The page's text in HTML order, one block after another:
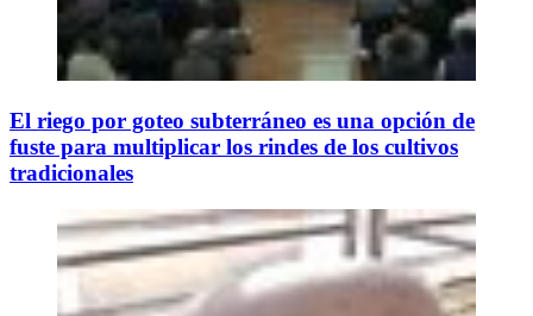
El riego por goteo subterráneo es una opción de
fuste para multiplicar los rindes de los cultivos
tradicionales